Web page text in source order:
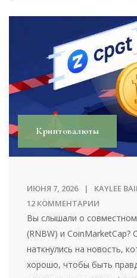
Криптовалюты
ИЮНЯ 7, 2026
KAYLEE
12 КОММЕНТАРИИ
Вы слышали о
(RNBW) и CoinMarketCap?
наткнулись на новость,
хорошо, чтобы быть